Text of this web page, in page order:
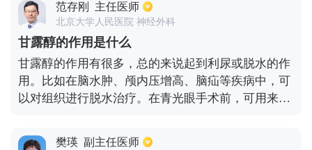
替牙期，如果是一些功能性畸形的矫正，最好选择替
牙期，年龄大概在6-12岁左右，可以通过佩戴间隙矫
正器来达到正畸的效果；第三、恒牙期，此时乳牙已
经全部换完，且处于牙齿的快速生长期，矫正牙齿可
以快速达到理想的效果。
范存刚 主任医师
北京大学人民医院 神经外科
甘露醇的作用是什么
甘露醇的作用有很多，总的来说起到利尿或脱水的作
用。比如在脑水肿、颅内压增高、脑疝等疾病中，可
以对组织进行脱水治疗。在青光眼手术前，可用来降
物中毒患者，可以促进排泄，防止肾毒性。在急性肾
樊瑛 副主任医师